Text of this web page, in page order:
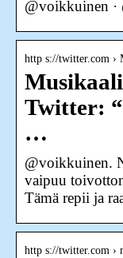
@voikkuinen
http s://twitter.com ›
Twitter:
…
@voikkuinen.
vaipuu
Tämä repii ja
http s://twitter.com ›